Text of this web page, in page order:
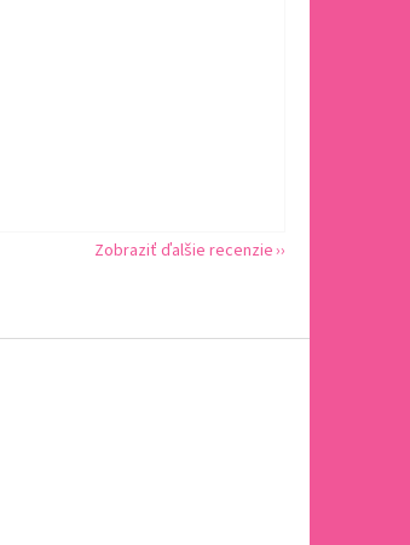
je 5 z 5 hviezdičiek.
Zobraziť ďalšie recenzie